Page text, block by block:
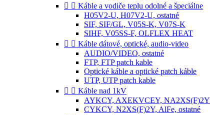
  Káble a vodiče teplu odolné a špeciálne
H05V2-U, H07V2-U, ostatné
SIF, SIF/GL, V05S-K, V07S-K
SIHF, V05SS-F, OLFLEX HEAT
  Káble dátové, optické, audio-video
AUDIO/VIDEO, ostatné
FTP, FTP patch kable
Optické káble a optické patch káble
UTP, UTP patch kable
  Káble nad 1kV
AYKCY, AXEKVCEY, NA2XS(F)2Y
CYKCY, N2XS(F)2Y, AlFe, ostatné